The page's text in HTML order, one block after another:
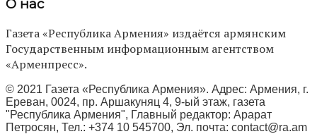
О нас
Газета «Республика Армения» издаётся армянским
Государственным информационным агентством
«Арменпресс».
© 2021 Газета «Республика Армения». Адрес: Армения, г.
Ереван, 0024, пр. Аршакуняц 4, 9-ый этаж, газета
"Республика Армения", Главный редактор: Арарат
Петросян, Тел.: +374 10 545700, Эл. почта: contact@ra.am